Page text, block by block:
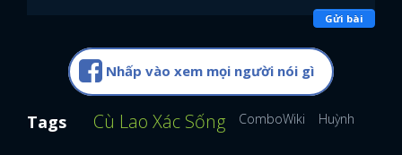
Gửi bài
Nhấp vào xem mọi người nói gì
Tags Cù Lao Xác Sống ComboWiki Huỳnh Đông